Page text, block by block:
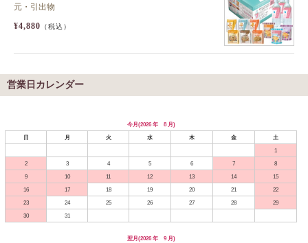
元・引出物
¥4,880 （税込）
営業日カレンダー
今月(2026 年 8 月)
日
月 火 水 木 金
土
1
2
3 4 5 6 7
8
9
10 11 12 13 14
15
16
17 18 19 20 21
22
23
24 25 26 27 28
29
30
31
翌月(2026 年 9 月)